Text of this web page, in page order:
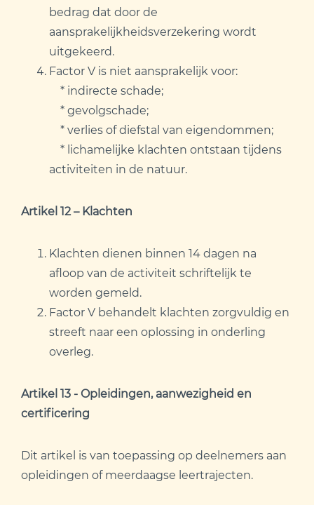
bedrag dat door de
aansprakelijkheidsverzekering wordt
uitgekeerd.
Factor V is niet aansprakelijk voor:
* indirecte schade;
* gevolgschade;
* verlies of diefstal van eigendommen;
* lichamelijke klachten ontstaan tijdens
activiteiten in de natuur.
Artikel 12 – Klachten
Klachten dienen binnen 14 dagen na
afloop van de activiteit schriftelijk te
worden gemeld.
Factor V behandelt klachten zorgvuldig en
streeft naar een oplossing in onderling
overleg.
Artikel 13 - Opleidingen, aanwezigheid en
certificering
Dit artikel is van toepassing op deelnemers aan
opleidingen of meerdaagse leertrajecten.